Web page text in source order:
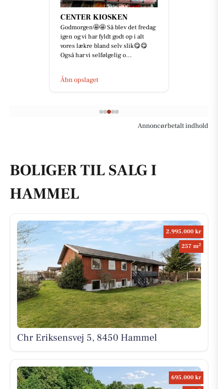
CENTER KIOSKEN
Godmorgen🤩🤩 Så blev det fredag
igen og vi har fyldt godt op i alt
vores lækre bland selv slik😋😋
Også har vi selfølgelig o...
Åbn opslaget
Annoncørbetalt indhold
BOLIGER TIL SALG I
HAMMEL
2.995.000 kr
257 m2
Chr Eriksensvej 5, 8450 Hammel
695.000 kr